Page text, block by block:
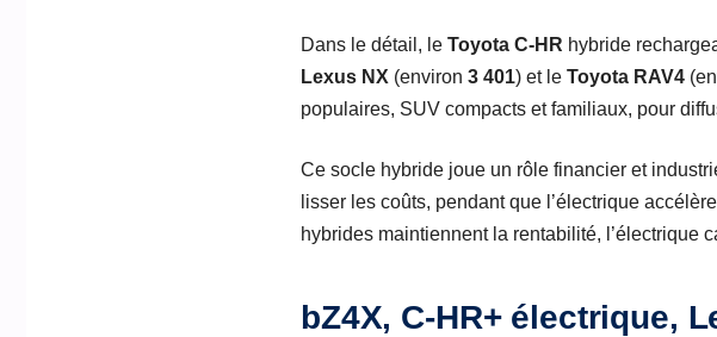
Dans le détail, le Toyota C-HR hybride
Lexus NX (environ 3 401) et le Toyota RAV4
populaires, SUV compacts et familiaux, pour
Ce socle hybride joue un rôle financier et
lisser les coûts, pendant que l’électrique
hybrides maintiennent la rentabilité, l’électrique
bZ4X, C-HR+ électrique,